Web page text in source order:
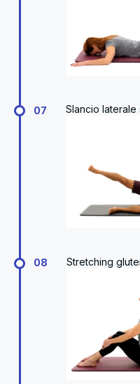
07 Slancio laterale
08 Stretching glutei